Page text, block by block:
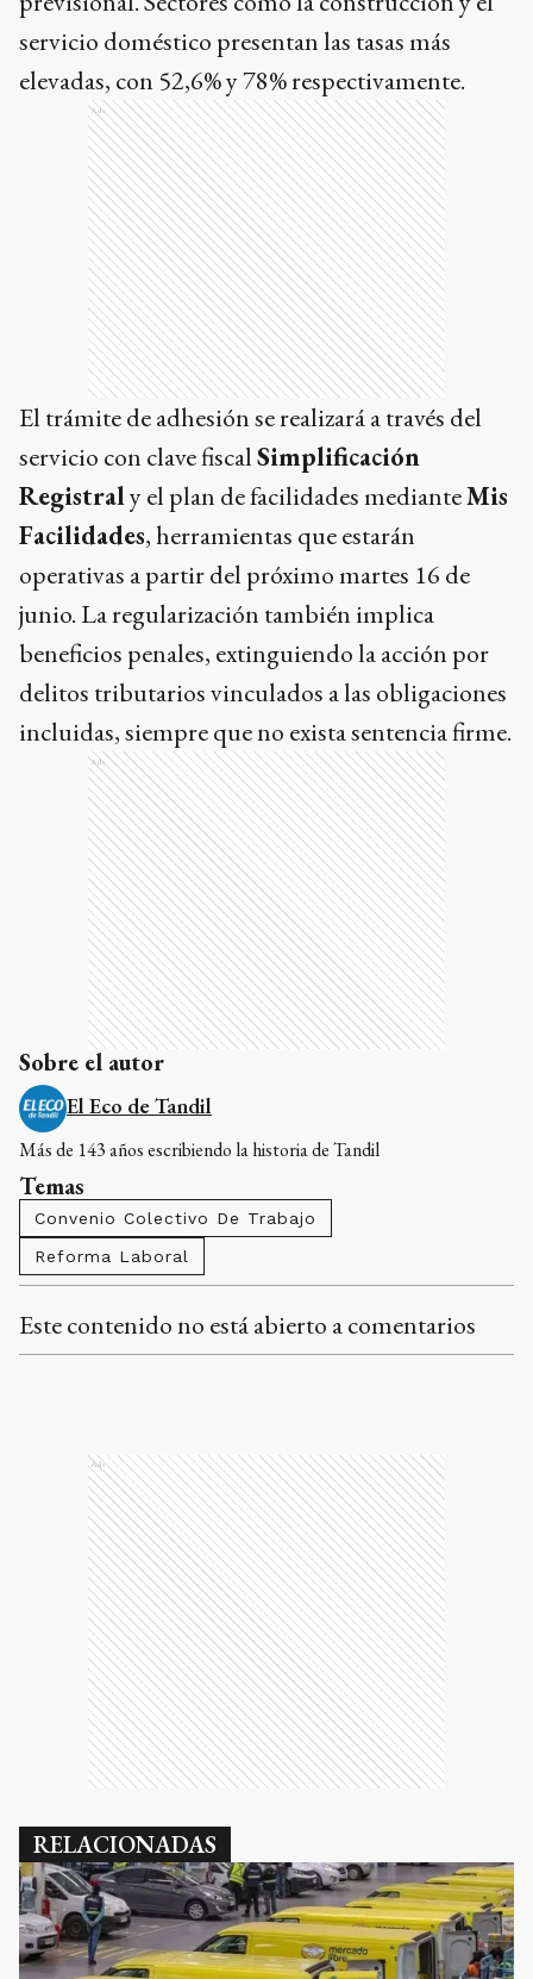
servicio doméstico presentan las tasas más
elevadas, con 52,6% y 78% respectivamente.
Ads
El trámite de adhesión se realizará a través del
servicio con clave fiscalSimplificación
Registraly el plan de facilidades medianteMis
Facilidades, herramientas que estarán
operativas a partir del próximo martes 16 de
junio. La regularización también implica
beneficios penales, extinguiendo la acción por
delitos tributarios vinculados a las obligaciones
incluidas, siempre que no exista sentencia firme.
Ads
Sobre el autor
El Eco de Tandil
Más de 143 años escribiendo la historia de Tandil
Temas
Convenio Colectivo De Trabajo
Reforma Laboral
Este contenido no está abierto a comentarios
Ads
RELACIONADAS